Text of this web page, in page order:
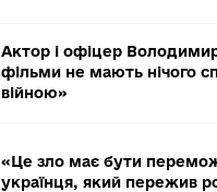
Актор і офіцер
фільми не мають нічого
війною»
«Це зло має бути
українця, який пережив